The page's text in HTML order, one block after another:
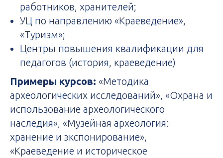
работников, хранителей;
УЦ по направлению «Краеведение»,
«Туризм»;
Центры повышения квалификации для
педагогов (история, краеведение)
Примеры курсов: «Методика
археологических исследований», «Охрана и
использование археологического
наследия», «Музейная археология:
хранение и экспонирование»,
«Краеведение и историческое